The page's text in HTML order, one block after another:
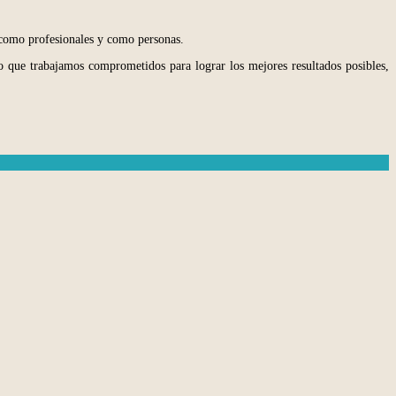
profesionales y como personas.
trabajamos comprometidos para lograr los mejores resultados posibles,